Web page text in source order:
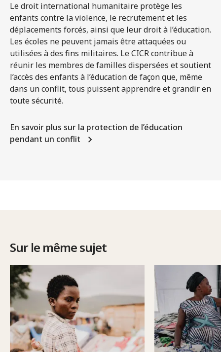
Le droit international humanitaire protège les
enfants contre la violence, le recrutement et les
déplacements forcés, ainsi que leur droit à l’éducation.
Les écoles ne peuvent jamais être attaquées ou
utilisées à des fins militaires. Le CICR contribue à
réunir les membres de familles dispersées et soutient
l’accès des enfants à l’éducation de façon que, même
dans un conflit, tous puissent apprendre et grandir en
toute sécurité.
En savoir plus sur la protection de l’éducation
pendant un conflit
Sur le même sujet